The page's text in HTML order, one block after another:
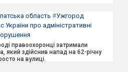
область #Ужгород
України про адміністративні
правоохоронці затримали
який здійснив напад на 62-річну
на вулиці.